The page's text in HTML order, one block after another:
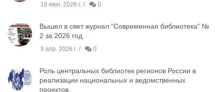
18 июн. 2026 г. 0
Вышел в свет журнал "Современная библиотека" №
2 за 2026 год
9 апр. 2026 г. 0
Роль центральных библиотек регионов России в
реализации национальных и ведомственных
проектов